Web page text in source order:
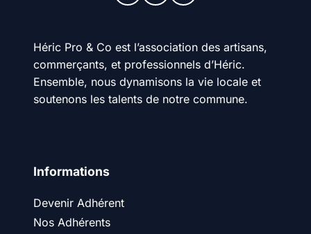
Héric Pro & Co est l’association des artisans,
commerçants, et professionnels d’Héric.
Ensemble, nous dynamisons la vie locale et
soutenons les talents de notre commune.
Informations
Devenir Adhérent
Nos Adhérents